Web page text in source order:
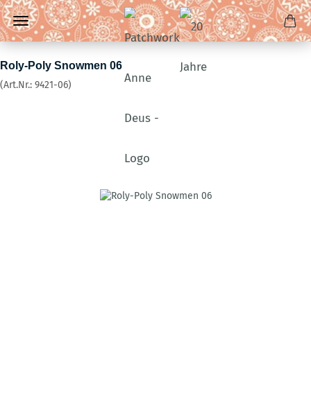
Roly-Poly Snowmen 06
(Art.Nr.: 9421-06)